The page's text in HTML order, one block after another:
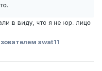
в виду, что я не юр. лицо
swat11